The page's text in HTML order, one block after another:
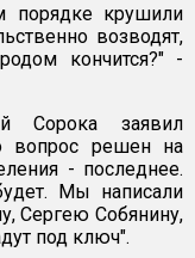
порядке крушили
возводят,
кончится?" -
Сорока заявил
вопрос решен на
- последнее.
Мы написали
Сергею Собянину,
под ключ".